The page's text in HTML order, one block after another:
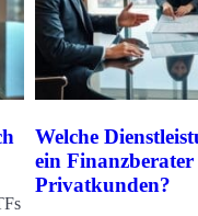
Welche
ein
Privatkunden?